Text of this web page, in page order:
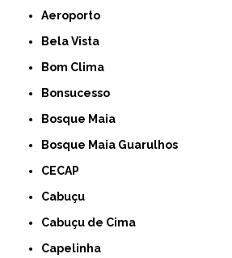
Aeroporto
Bela Vista
Bom Clima
Bonsucesso
Bosque Maia
Bosque Maia Guarulhos
CECAP
Cabuçu
Cabuçu de Cima
Capelinha